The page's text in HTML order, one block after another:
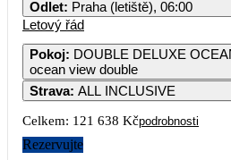
63 539
7
66 469
8 9
66 989
10
14
60 819
15 16
Odlet: Praha (letiště), 06:00
Letový řád
Pokoj: DOUBLE DELUXE
ocean view double
Strava: ALL INCLUSIVE
Celkem: 121 638 Kčpodrobnosti
Rezervujte